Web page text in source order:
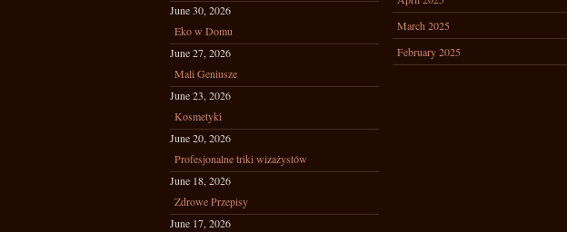
June 30, 2026
Eko w Domu
June 27, 2026
Mali Geniusze
June 23, 2026
Kosmetyki
June 20, 2026
Profesjonalne triki wizażystów
June 18, 2026
Zdrowe Przepisy
June 17, 2026
March 2025
February 2025